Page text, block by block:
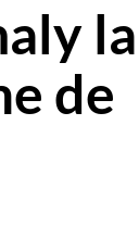
de